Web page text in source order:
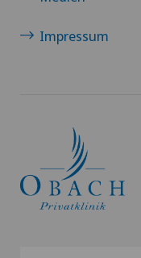
Impressum